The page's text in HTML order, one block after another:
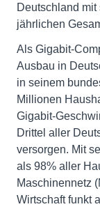
Deutschland
jährlichen
Als Gigabit-
Ausbau in
in seinem
Millionen
Gigabit-
Drittel aller
versorgen. Mit
als 98% aller
Maschinennetz
Wirtschaft funkt